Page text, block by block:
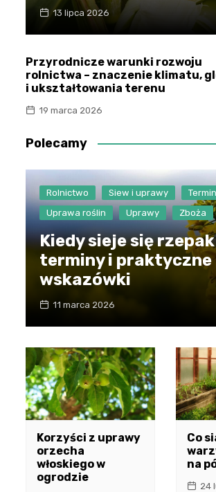
13 lipca 2026
Przyrodnicze warunki rozwoju
rolnictwa – znaczenie klimatu,
i ukształtowania terenu
19 marca 2026
Polecamy
Rolnictwo Siew i uprawy
Uprawa roślin
Uprawy Zboża
Kiedy sieje się rzepak
terminy i praktyczne
wskazówki
11 marca 2026
Korzyści z uprawy
orzecha
włoskiego w
ogrodzie
Co
na
24